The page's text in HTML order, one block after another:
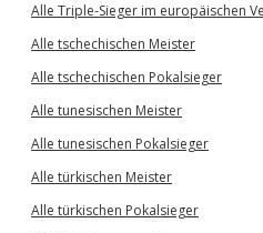
Alle Triple-Sieger im europäischen
Alle tschechischen Meister
Alle tschechischen Pokalsieger
Alle tunesischen Meister
Alle tunesischen Pokalsieger
Alle türkischen Meister
Alle türkischen Pokalsieger